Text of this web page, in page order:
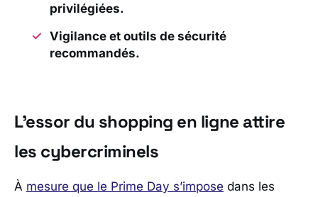
privilégiées.
Vigilance et outils de sécurité
recommandés.
L’essor du shopping en ligne attire
les cybercriminels
À mesure que le Prime Day s’impose dans les